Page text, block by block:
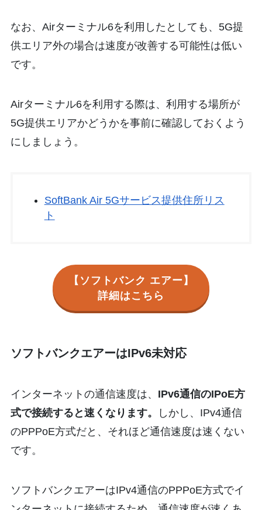
なお、Airターミナル6を利用したとしても、5G提
供エリア外の場合は速度が改善する可能性は低い
です。
Airターミナル6を利用する際は、利用する場所が
5G提供エリアかどうかを事前に確認しておくよう
にしましょう。
SoftBank Air 5Gサービス提供住所リス
ト
【ソフトバンク エアー】
詳細はこちら
ソフトバンクエアーはIPv6未対応
インターネットの通信速度は、 IPv6通信のIPoE方
式で接続すると速くなります。
しかし、IPv4通信
のPPPoE方式だと、それほど通信速度は速くない
です。
ソフトバンクエアーはIPv4通信のPPPoE方式でイ